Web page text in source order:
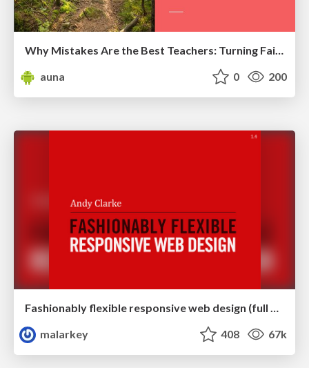
Why Mistakes Are the Best Teachers: Turning Failure into a Pathway for Growth
auna
0 200
Fashionably flexible responsive web design (full day workshop)
malarkey
408 67k